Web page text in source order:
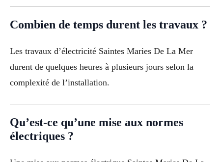
Combien de temps durent les travaux ?
Les travaux d’électricité Saintes Maries De La Mer
durent de quelques heures à plusieurs jours selon la
complexité de l’installation.
Qu’est-ce qu’une mise aux normes
électriques ?